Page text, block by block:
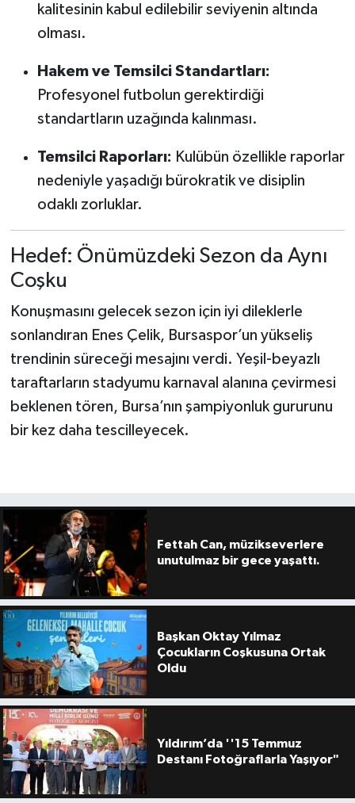
kalitesinin kabul edilebilir seviyenin altında
olması.
Hakem ve Temsilci Standartları:
Profesyonel futbolun gerektirdiği
standartların uzağında kalınması.
Temsilci Raporları: Kulübün özellikle raporlar
nedeniyle yaşadığı bürokratik ve disiplin
odaklı zorluklar.
Hedef: Önümüzdeki Sezon da Aynı
Coşku
Konuşmasını gelecek sezon için iyi dileklerle
sonlandıran Enes Çelik, Bursaspor’un yükseliş
trendinin süreceği mesajını verdi. Yeşil-beyazlı
taraftarların stadyumu karnaval alanına çevirmesi
beklenen tören, Bursa’nın şampiyonluk gururunu
bir kez daha tescilleyecek.
Fettah Can, müzikseverlere
unutulmaz bir gece yaşattı.
Başkan Oktay Yılmaz
Çocukların Coşkusuna Ortak
Oldu
Yıldırım’da ''15 Temmuz
Destanı Fotoğraflarla Yaşıyor"